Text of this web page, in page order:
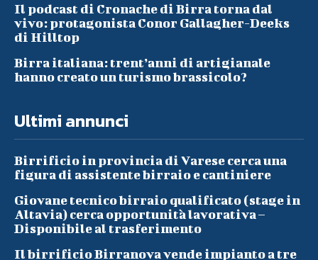
Il podcast di Cronache di Birra torna dal
vivo: protagonista Conor Gallagher-Deeks
di Hilltop
Birra italiana: trent’anni di artigianale
hanno creato un turismo brassicolo?
Ultimi annunci
Birrificio in provincia di Varese cerca una
figura di assistente birraio e cantiniere
Giovane tecnico birraio qualificato (stage in
Altavia) cerca opportunità lavorativa –
Disponibile al trasferimento
Il birrificio Birranova vende impianto a tre